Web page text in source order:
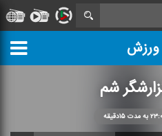
ورزش
شم